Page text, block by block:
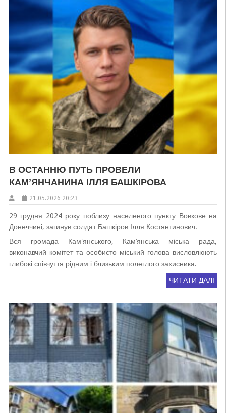
В ОСТАННЮ ПУТЬ ПРОВЕЛИ
КАМʼЯНЧАНИНА ІЛЛЯ БАШКІРОВА
21.05.2026 20:23
29 грудня 2024 року поблизу населеного пункту Вовкове на
Донеччині, загинув солдат Башкіров Ілля Костянтинович.
Вся громада Камʼянського, Кам’янська міська рада,
виконавчий комітет та особисто міський голова висловлюють
глибокі співчуття рідним і близьким полеглого захисника.
ЧИТАТИ ДАЛІ